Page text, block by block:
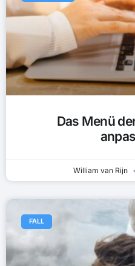
Das Menü
William van Rijn
FALL